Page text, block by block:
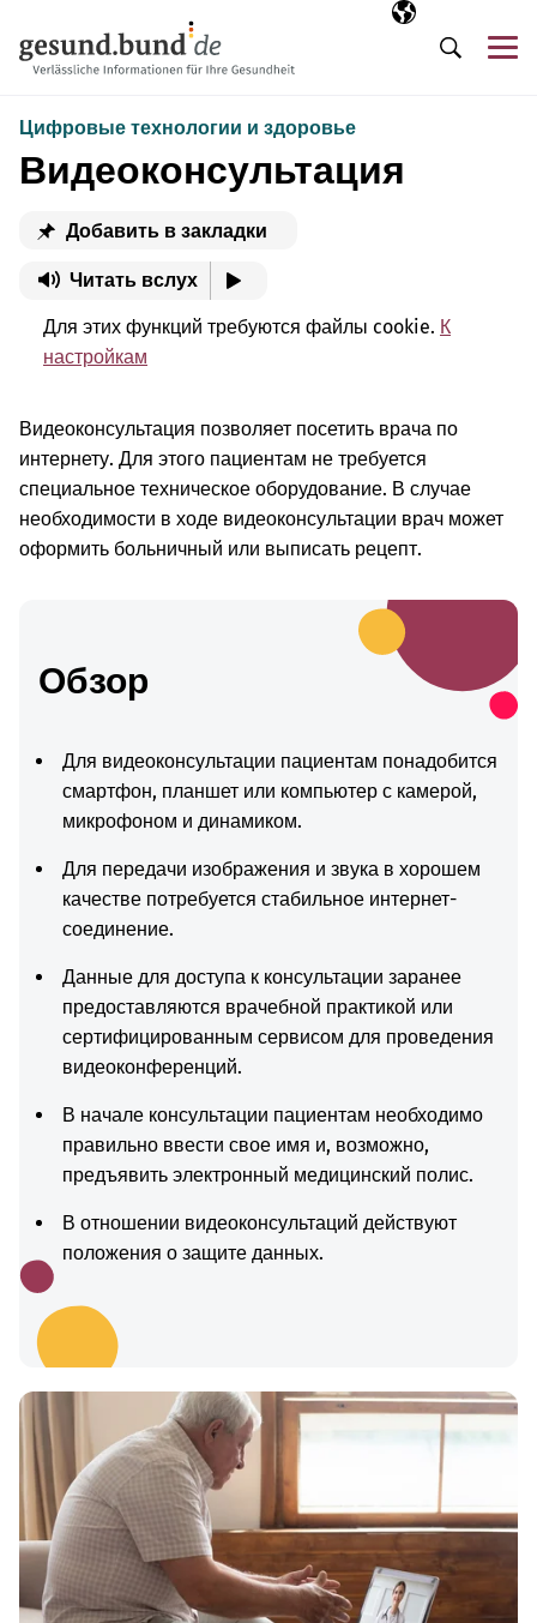
Выбранный
RU
Поиск
Цифровые технологии и здоровье
Видеоконсультация
Добавить в закладки
Читать вслух
Для этих функций требуются файлы cookie. К
настройкам
Видеоконсультация позволяет посетить врача по
интернету. Для этого пациентам не требуется
специальное техническое оборудование. В случае
необходимости в ходе видеоконсультации врач может
оформить больничный или выписать рецепт.
Обзор
Для видеоконсультации пациентам понадобится
смартфон, планшет или компьютер с камерой,
микрофоном и динамиком.
Для передачи изображения и звука в хорошем
качестве потребуется стабильное интернет-
соединение.
Данные для доступа к консультации заранее
предоставляются врачебной практикой или
сертифицированным сервисом для проведения
видеоконференций.
В начале консультации пациентам необходимо
правильно ввести свое имя и, возможно,
предъявить электронный медицинский полис.
В отношении видеоконсультаций действуют
положения о защите данных.